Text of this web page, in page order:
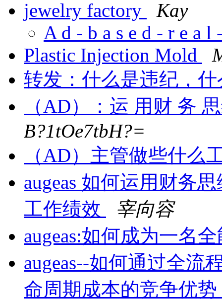
jewelry factory
Kay
A d - b a s e d - r e a
Plastic Injection Mold
转发：什么是违纪，
（AD）：运 用财 务
B?1tOe7tbH?=
（AD）主管做些什么
augeas 如何运用财务
工作绩效
宰向容
augeas:如何成为一名
augeas--如何通过全流
命周期成本的竞争优